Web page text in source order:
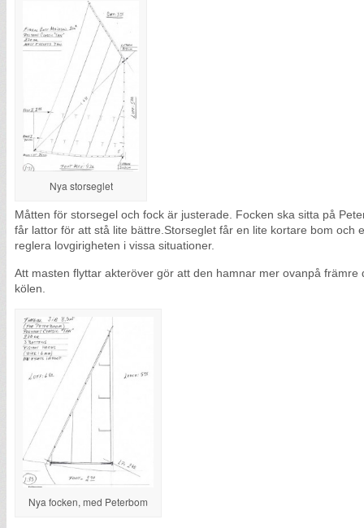
Nya storseglet
Måtten för storsegel och fock är justerade. Focken ska sitta på
får lattor för att stå lite bättre.Storseglet får en lite kortare bom och
reglera lovgirigheten i vissa situationer.
Att masten flyttar akteröver gör att den hamnar mer ovanpå främre
kölen.
Nya focken, med Peterbom